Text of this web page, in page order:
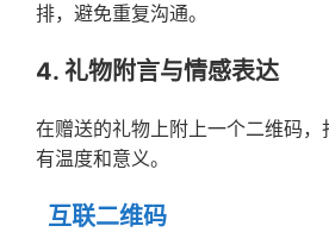
排，避免重复沟通。
4. 礼物附言与情感表达
在赠送的礼物上附上一个二维码
有温度和意义。
互联二维码